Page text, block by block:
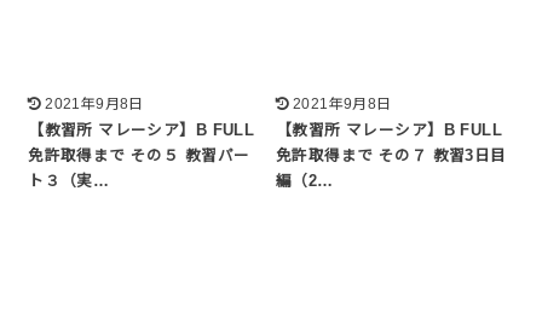
2021年9月8日
【教習所 マレーシア】B FULL
免許取得まで その５ 教習パー
ト３（実…
2021年9月8日
【教習所 マレーシア】B FULL
免許取得まで その７ 教習3日目
編（2…